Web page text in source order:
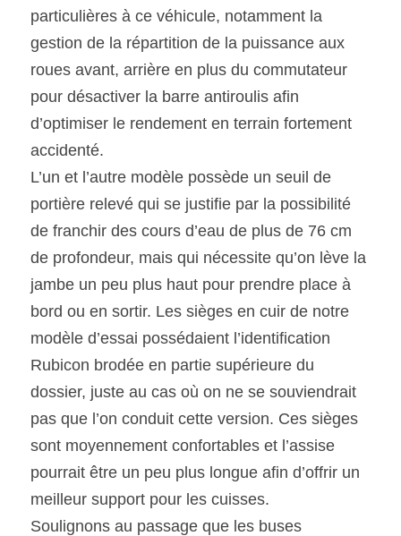
particulières à ce véhicule, notamment la
gestion de la répartition de la puissance aux
roues avant, arrière en plus du commutateur
pour désactiver la barre antiroulis afin
d’optimiser le rendement en terrain fortement
accidenté.
L’un et l’autre modèle possède un seuil de
portière relevé qui se justifie par la possibilité
de franchir des cours d’eau de plus de 76 cm
de profondeur, mais qui nécessite qu’on lève la
jambe un peu plus haut pour prendre place à
bord ou en sortir. Les sièges en cuir de notre
modèle d’essai possédaient l’identification
Rubicon brodée en partie supérieure du
dossier, juste au cas où on ne se souviendrait
pas que l’on conduit cette version. Ces sièges
sont moyennement confortables et l’assise
pourrait être un peu plus longue afin d’offrir un
meilleur support pour les cuisses.
Soulignons au passage que les buses